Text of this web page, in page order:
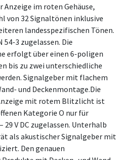
im roten Gehäuse,
von 32 Signaltönen inklusive
landesspezifischen Tönen.
54-3 zugelassen. Die
erfolgt über einen 6-poligen
bis zu zwei unterschiedliche
Signalgeber mit flachem
und Deckenmontage.Die
mit rotem Blitzlicht ist
Kategorie O nur für
29 V DC zugelassen. Unterhalb
als akustischer Signalgeber mit
Den genauen